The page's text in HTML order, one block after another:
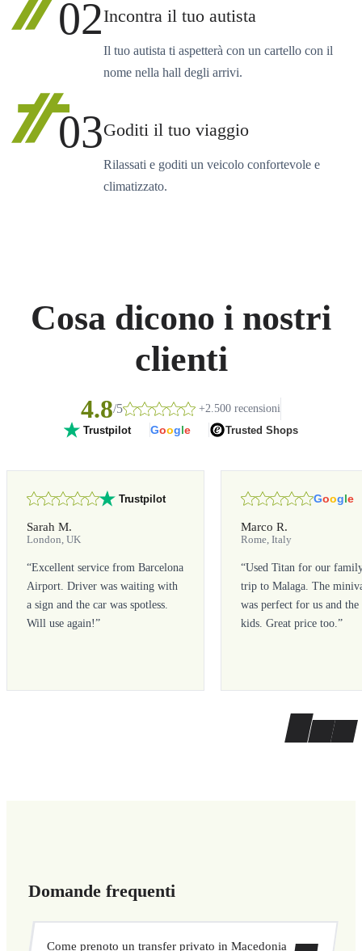
02Incontra il tuo autista
Il tuo autista ti aspetterà con un cartello con il
nome nella hall degli arrivi.
03Goditi il tuo viaggio
Rilassati e goditi un veicolo confortevole e
climatizzato.
Cosa dicono i nostri
clienti
4.8/5 +2.500 recensioni
Trustpilot Google Trusted Shops
Trustpilot
Sarah M.
London, UK
“Excellent service from Barcelona
Airport. Driver was waiting with
a sign and the car was spotless.
Will use again!”
Google
Marco R.
Rome, Italy
“Used Titan for our
trip to Malaga. The
was perfect for us and the
kids. Great price too.”
Domande frequenti
Come prenoto un transfer privato in Macedonia